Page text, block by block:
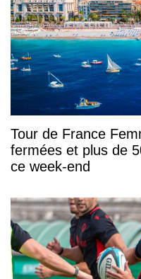
Tour de France
fermées et plus de
ce week-end